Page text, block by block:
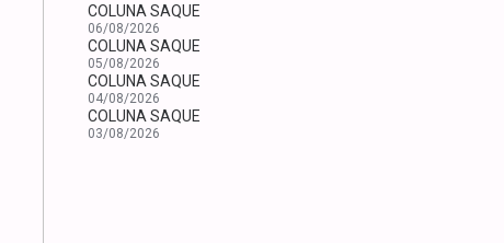
COLUNA SAQUE
06/08/2026
COLUNA SAQUE
05/08/2026
COLUNA SAQUE
04/08/2026
COLUNA SAQUE
03/08/2026